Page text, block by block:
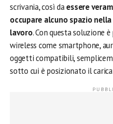
scrivania, così daessere
occupare alcuno spazio
lavoro. Con questa soluzione
wireless come smartphone,
oggetti compatibili,
sotto cui è posizionato il